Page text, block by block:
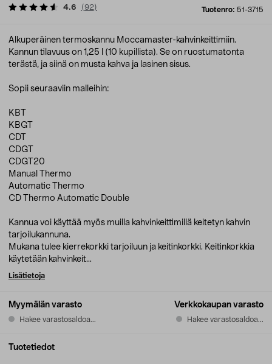
Tuotenro: 51-3715
4.6 (92)
Myymälän varasto
Hakee varastosaldoa...
Verkkokaupan varasto
Hakee varastosaldoa...
Alkuperäinen termoskannu Moccamaster-kahvinkeittimiin.
Kannun tilavuus on 1,25 l (10 kupillista). Se on ruostumatonta
terästä, ja siinä on musta kahva ja lasinen sisus.
Sopii seuraaviin malleihin:
KBT
KBGT
CDT
CDGT
CDGT20
Manual Thermo
Automatic Thermo
CD Thermo Automatic Double
Kannua voi käyttää myös muilla kahvinkeittimillä keitetyn kahvin
tarjoilukannuna.
Mukana tulee kierrekorkki tarjoiluun ja keitinkorkki. Keitinkorkkia
käytetään kahvinkeit...
Lisätietoja
Tuotetiedot